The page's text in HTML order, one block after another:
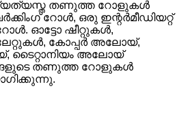
തണുത്ത റോളുകൾ
റോൾ, ഒരു ഇന്റർമീഡിയറ്റ്
ഓട്ടോ ഷീറ്റുകൾ,
കോപ്പർ അലോയ്,
ടൈറ്റാനിയം അലോയ്
തണുത്ത റോളുകൾ